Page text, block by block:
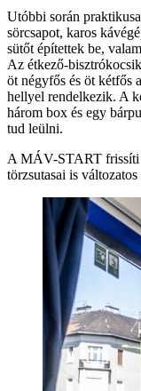
Utóbbi során
sörcsapot, karos
sütőt építettek be,
Az étkező-
öt négyfős és öt kétfős
hellyel rendelkezik. A
három box és egy
tud leülni.
A MÁV-START frissíti
törzsutasai is